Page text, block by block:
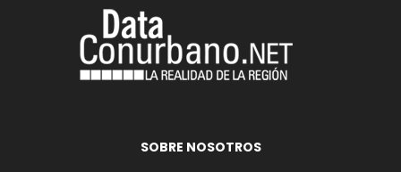
SOBRE NOSOTROS